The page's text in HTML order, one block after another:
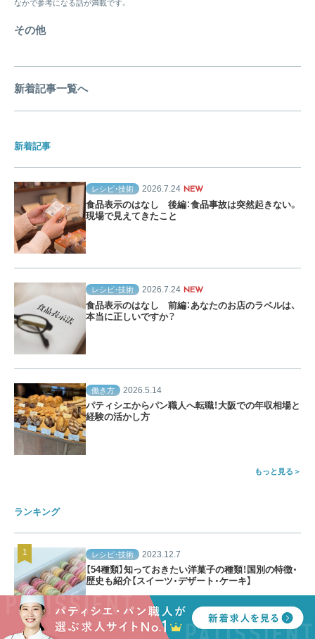
なかで参考になる話が満載です。
その他
新着記事一覧へ
新着記事
レシピ・技術 2026.7.24 NEW
食品表示のはなし 後編：食品事故は突然起きない。
現場で見えてきたこと
レシピ・技術 2026.7.24 NEW
食品表示のはなし 前編：あなたのお店のラベルは、
本当に正しいですか？
働き方 2026.5.14
パティシエからパン職人へ転職！大阪での年収相場と
経験の活かし方
もっと見る
ランキング
レシピ・技術 2023.12.7
【54種類】知っておきたい洋菓子の種類！国別の特徴・
歴史も紹介【スイーツ・デザート・ケーキ】